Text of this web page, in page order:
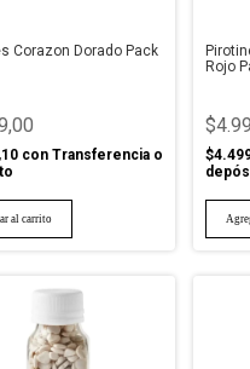
Corazon Dorado Pack
con Transferencia o
Rojo